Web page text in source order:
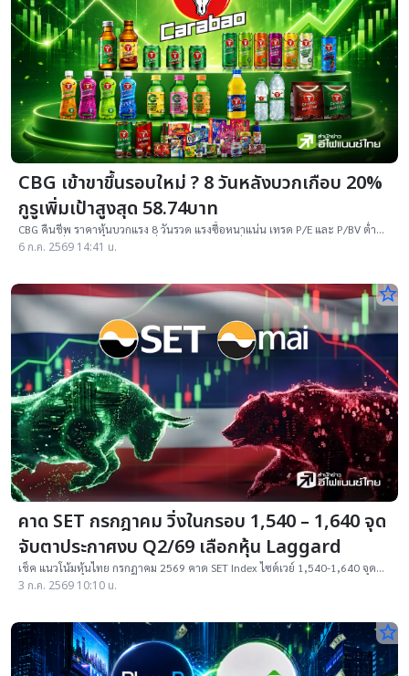
CBG เข้าขาขึ้นรอบใหม่ ? 8 วันหลังบวกเกือบ 20%
กูรูเพิ่มเป้าสูงสุด 58.74บาท
CBG คืนชีพ ราคาหุ้นบวกแรง 8 วันรวด แรงซื้อหนาแน่น เทรด P/E และ P/BV ต่ำ
กว่าค่าเฉลี่ย 4 ปี กางโพย 3 เครื่องยนต์หลักขับเคลื่อนกำไรปี 69
6 ก.ค. 2569 14:41 น.
star_border
คาด SET กรกฎาคม วิ่งในกรอบ 1,540 – 1,640 จุด
จับตาประกาศงบ Q2/69 เลือกหุ้น Laggard
เช็ค แนวโน้มหุ้นไทย กรกฎาคม 2569 คาด SET Index ไซด์เวย์ 1,540-1,640 จุด
จับตาประกาศงบ บจ.Q2/69 พร้อมเปิดกลยุทธ์การลงทุนและหุ้นเด่น กลุ่มไหนแจ่ม ?
3 ก.ค. 2569 10:10 น.
star_border